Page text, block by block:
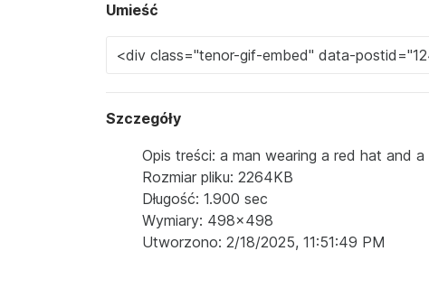
Umieść
Szczegóły
Opis treści: a man wearing a red hat and
Rozmiar pliku: 2264KB
Długość: 1.900 sec
Wymiary: 498x498
Utworzono: 2/18/2025, 11:51:49 PM